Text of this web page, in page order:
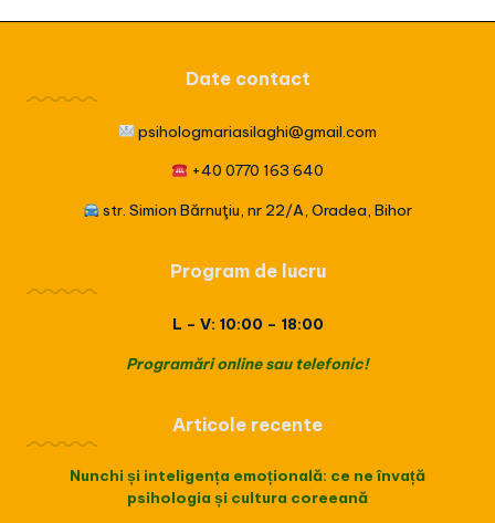
Date contact
psihologmariasilaghi@gmail.com
+40 0770 163 640
str. Simion Bărnuţiu, nr 22/A, Oradea, Bihor
Program de lucru
L – V: 10:00 – 18:00
Programări online sau telefonic!
Articole recente
Nunchi și inteligența emoțională: ce ne învață
psihologia și cultura coreeană